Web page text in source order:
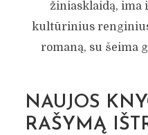
žiniasklaidą, ima
kultūrinius
romaną, su šeima
NAUJOS
RAŠYMĄ